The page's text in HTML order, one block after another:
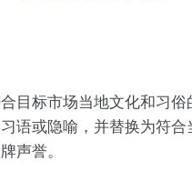
目标市场当地文化和习俗
语或隐喻，并替换为符
声誉。